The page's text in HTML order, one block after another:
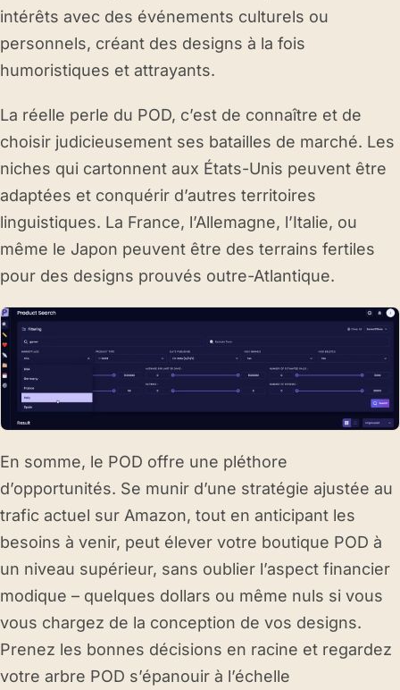
intérêts avec des événements culturels ou
personnels, créant des designs à la fois
humoristiques et attrayants.
La réelle perle du POD, c’est de connaître et de
choisir judicieusement ses batailles de marché. Les
niches qui cartonnent aux États-Unis peuvent être
adaptées et conquérir d’autres territoires
linguistiques. La France, l’Allemagne, l’Italie, ou
même le Japon peuvent être des terrains fertiles
pour des designs prouvés outre-Atlantique.
En somme, le POD offre une pléthore
d’opportunités. Se munir d’une stratégie ajustée au
trafic actuel sur Amazon, tout en anticipant les
besoins à venir, peut élever votre boutique POD à
un niveau supérieur, sans oublier l’aspect financier
modique – quelques dollars ou même nuls si vous
vous chargez de la conception de vos designs.
Prenez les bonnes décisions en racine et regardez
votre arbre POD s’épanouir à l’échelle